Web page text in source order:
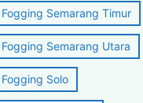
Semarang Timur
Semarang Utara
Solo